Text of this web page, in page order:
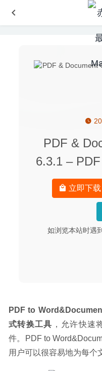
PDF &
6.3.1 –
立即下载
如浏览本站时遇
PDF to
式转换工具 ，允许快速
件。PDF to
用户可以很容易地为每个
Native Instruments
文件拖拽效率神器
Athentech Perfectly
图像磨皮调色美化工具
FoldersSynchronizer
Carbon Copy Cloner
2020-